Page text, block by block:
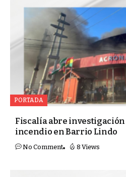
PORTADA
Fiscalía abre
incendio en Barrio Lindo
No Comment 8 Views